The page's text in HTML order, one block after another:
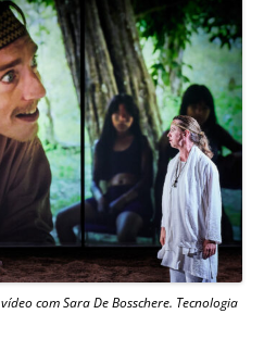
com Sara De Bosschere. Tecnologia